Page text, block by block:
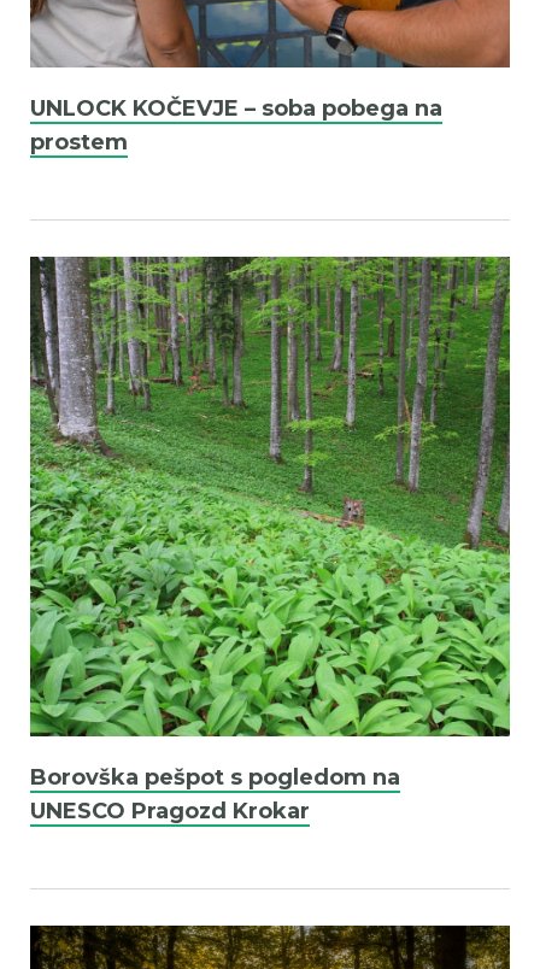
UNLOCK KOČEVJE – soba pobega na
prostem
Borovška pešpot s pogledom na
UNESCO Pragozd Krokar